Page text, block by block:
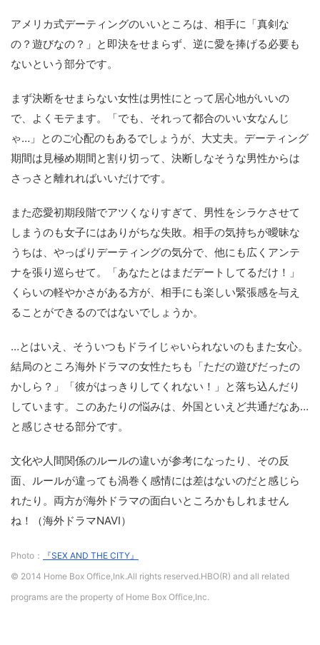
アメリカ式デーティングのいいところは、相手に「真剣な
の？遊びなの？」と即決をせまらず、逆に愛を捧げる必要も
ないという部分です。
まず決断をせまらない女性は男性にとって居心地がいいの
で、よくモテます。「でも、それって都合のいい女なんじ
ゃ…」とのご心配のもあるでしょうが、大丈夫。デーティング
期間は見極め期間と割り切って、決断しなそうな男性からは
さっさと離れればいいだけです。
また恋愛初期段階でアツくなりすぎて、男性をシラケさせて
しまうのも女子にはありがちな失敗。相手の気持ちが曖昧な
うちは、やっぱりデーティングの気分で、他にも広くアンテ
ナを張り巡らせて。「あなたとはまだデートしてるだけ！」
くらいの軽やかさがある方が、相手にも楽しい緊張感を与え
ることができるのではないでしょうか。
…とはいえ、そういつもドライじゃいられないのもまた女心。
結局のところ海外ドラマの女性たちも「ただの遊びだったの
かしら？」「彼がはっきりしてくれない！」と落ち込んだり
しています。このあたりの悩みは、外国といえど共通だなあ…
と感じさせる部分です。
文化や人間関係のルールの違いが参考になったり、その反
面、ルールが違っても渦巻く感情には差はないのだと感じら
れたり。両方が海外ドラマの面白いところかもしれません
ね！（海外ドラマNAVI）
Photo：
『SEX AND THE CITY』
© 2014 Home Box Office,Ink.All rights reserved.HBO(R) and all related
programs are the property of Home Box Office,Inc.